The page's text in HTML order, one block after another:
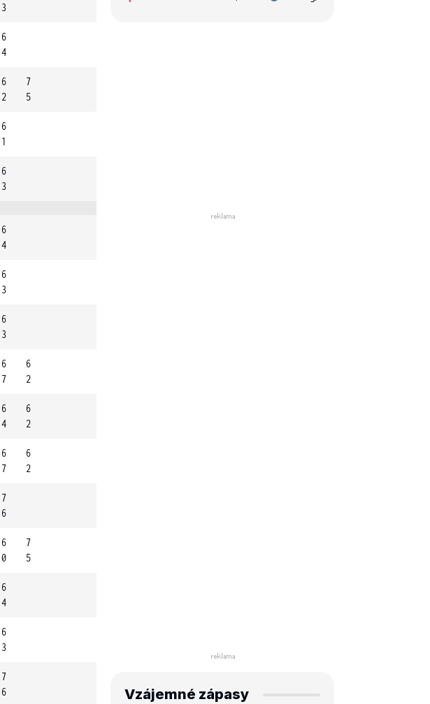
3
6
4
6
2
7
5
6
1
6
3
6
4
6
3
6
3
6
7
6
2
6
4
6
2
6
7
6
2
7
6
6
0
7
5
6
4
6
3
7
6
Vzájemné zápasy